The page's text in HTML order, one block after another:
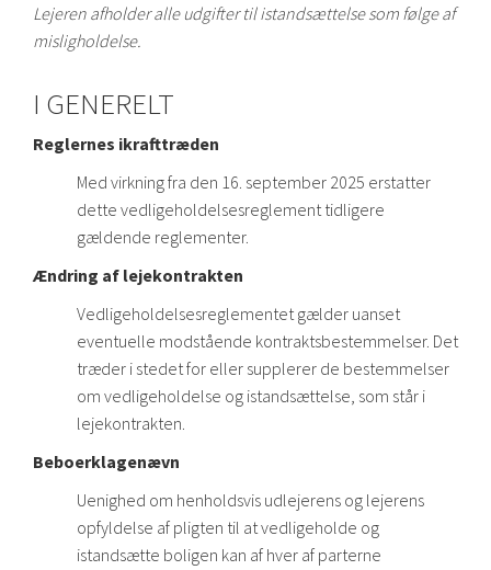
Lejeren afholder alle udgifter til istandsættelse som følge af
misligholdelse.
I GENERELT
Reglernes ikrafttræden
Med virkning fra den 16. september 2025 erstatter
dette vedligeholdelsesreglement tidligere
gældende reglementer.
Ændring af lejekontrakten
Vedligeholdelsesreglementet gælder uanset
eventuelle modstående kontraktsbestemmelser. Det
træder i stedet for eller supplerer de bestemmelser
om vedligeholdelse og istandsættelse, som står i
lejekontrakten.
Beboerklagenævn
Uenighed om henholdsvis udlejerens og lejerens
opfyldelse af pligten til at vedligeholde og
istandsætte boligen kan af hver af parterne